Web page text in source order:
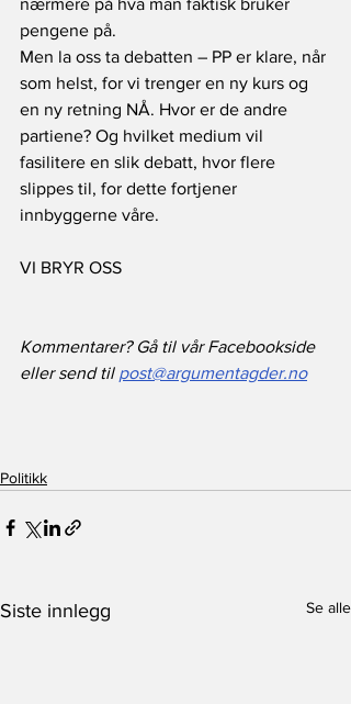
nærmere på hva man faktisk bruker
pengene på.
Men la oss ta debatten – PP er klare, når
som helst, for vi trenger en ny kurs og
en ny retning NÅ. Hvor er de andre
partiene? Og hvilket medium vil
fasilitere en slik debatt, hvor flere
slippes til, for dette fortjener
innbyggerne våre.
VI BRYR OSS
Kommentarer? Gå til vår Facebookside
eller send til post@argumentagder.no
Politikk
Siste innlegg Se alle